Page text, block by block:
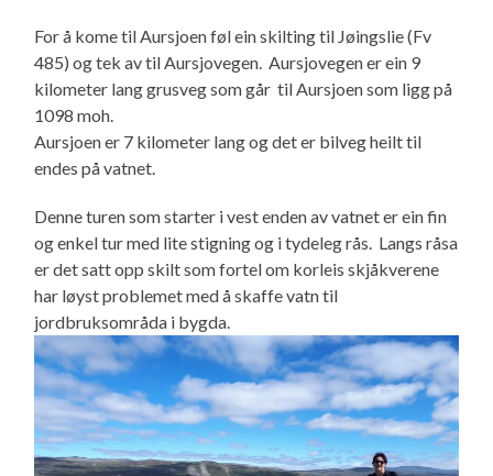
For å kome til Aursjoen føl ein skilting til Jøingslie (Fv
485) og tek av til Aursjovegen. Aursjovegen er ein 9
kilometer lang grusveg som går til Aursjoen som ligg på
1098 moh.
Aursjoen er 7 kilometer lang og det er bilveg heilt til
endes på vatnet.
Denne turen som starter i vest enden av vatnet er ein fin
og enkel tur med lite stigning og i tydeleg rås. Langs råsa
er det satt opp skilt som fortel om korleis skjåkverene
har løyst problemet med å skaffe vatn til
jordbruksområda i bygda.